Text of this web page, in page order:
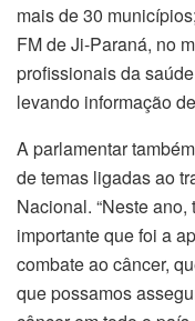
mais de 30
FM de Ji-Paraná, no
profissionais da
levando informação
A parlamentar
de temas ligadas ao
Nacional. “Neste
importante que foi a
combate ao câncer,
que possamos